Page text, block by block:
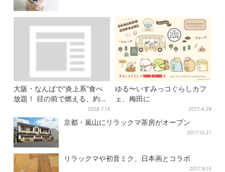
大阪・なんばで“炎上系”食べ
放題！ 目の前で燃える、約40
種類のランチビュッフェ2026.7.14
ゆる〜いすみっコぐらしカフ
ェ、梅田に
2017.4.29
京都・嵐山にリラックマ茶房がオープン
2017.10.21
リラックマや初音ミク、日本画とコラボ
2017.9.15